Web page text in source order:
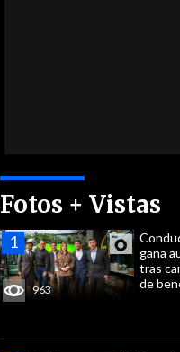
Fotos + Vistas
963
gana
tras
de